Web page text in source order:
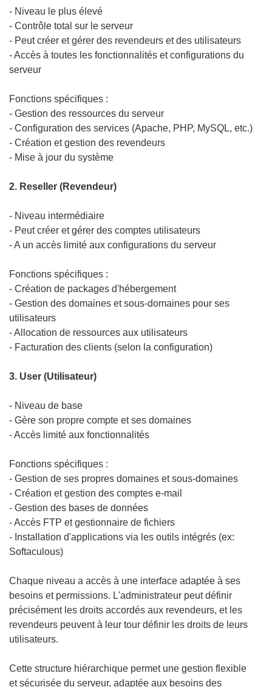
- Niveau le plus élevé
- Contrôle total sur le serveur
- Peut créer et gérer des revendeurs et des utilisateurs
- Accès à toutes les fonctionnalités et configurations du
serveur
Fonctions spécifiques :
- Gestion des ressources du serveur
- Configuration des services (Apache, PHP, MySQL, etc.)
- Création et gestion des revendeurs
- Mise à jour du système
2. Reseller (Revendeur)
- Niveau intermédiaire
- Peut créer et gérer des comptes utilisateurs
- A un accès limité aux configurations du serveur
Fonctions spécifiques :
- Création de packages d'hébergement
- Gestion des domaines et sous-domaines pour ses
utilisateurs
- Allocation de ressources aux utilisateurs
- Facturation des clients (selon la configuration)
3. User (Utilisateur)
- Niveau de base
- Gère son propre compte et ses domaines
- Accès limité aux fonctionnalités
Fonctions spécifiques :
- Gestion de ses propres domaines et sous-domaines
- Création et gestion des comptes e-mail
- Gestion des bases de données
- Accès FTP et gestionnaire de fichiers
- Installation d'applications via les outils intégrés (ex:
Softaculous)
Chaque niveau a accès à une interface adaptée à ses
besoins et permissions. L'administrateur peut définir
précisément les droits accordés aux revendeurs, et les
revendeurs peuvent à leur tour définir les droits de leurs
utilisateurs.
Cette structure hiérarchique permet une gestion flexible
et sécurisée du serveur, adaptée aux besoins des